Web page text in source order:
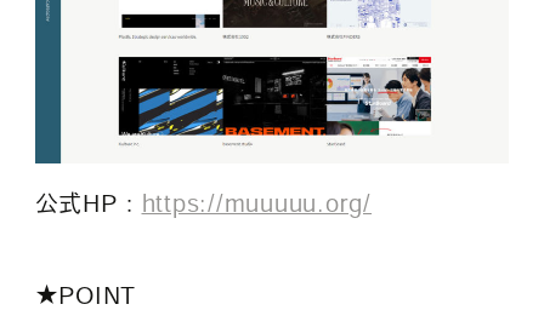
公式HP： https://muuuuu.org/
★POINT